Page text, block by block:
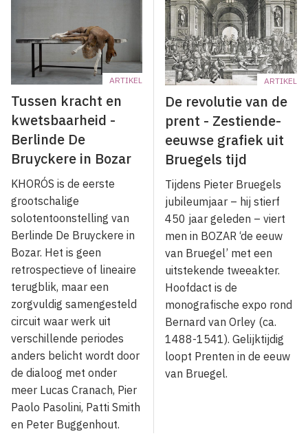
ARTIKEL
Tussen kracht en
kwetsbaarheid -
Berlinde De
Bruyckere in Bozar
KHORÓS is de eerste
grootschalige
solotentoonstelling van
Berlinde De Bruyckere in
Bozar. Het is geen
retrospectieve of lineaire
terugblik, maar een
zorgvuldig samengesteld
circuit waar werk uit
verschillende periodes
anders belicht wordt door
de dialoog met onder
meer Lucas Cranach, Pier
Paolo Pasolini, Patti Smith
en Peter Buggenhout.
ARTIKEL
De revolutie van de
prent - Zestiende-
eeuwse grafiek uit
Bruegels tijd
Tijdens Pieter Bruegels
jubileumjaar – hij stierf
450 jaar geleden – viert
men in BOZAR ‘de eeuw
van Bruegel’ met een
uitstekende tweeakter.
Hoofdact is de
monografische expo rond
Bernard van Orley (ca.
1488-1541). Gelijktijdig
loopt Prenten in de eeuw
van Bruegel.